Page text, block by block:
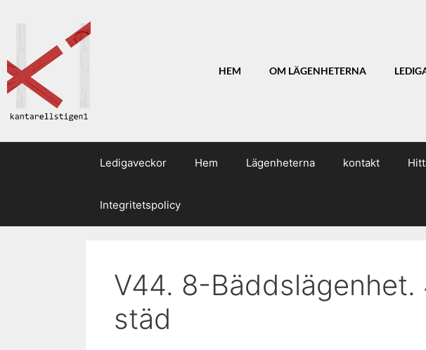
HEM OM LÄGENHETERNA
Ledigaveckor Hem Lägenheterna kontakt
Integritetspolicy
V44. 8-Bäddslägenhet.
städ